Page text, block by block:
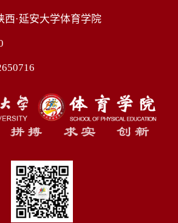
西·延安大学体育学院